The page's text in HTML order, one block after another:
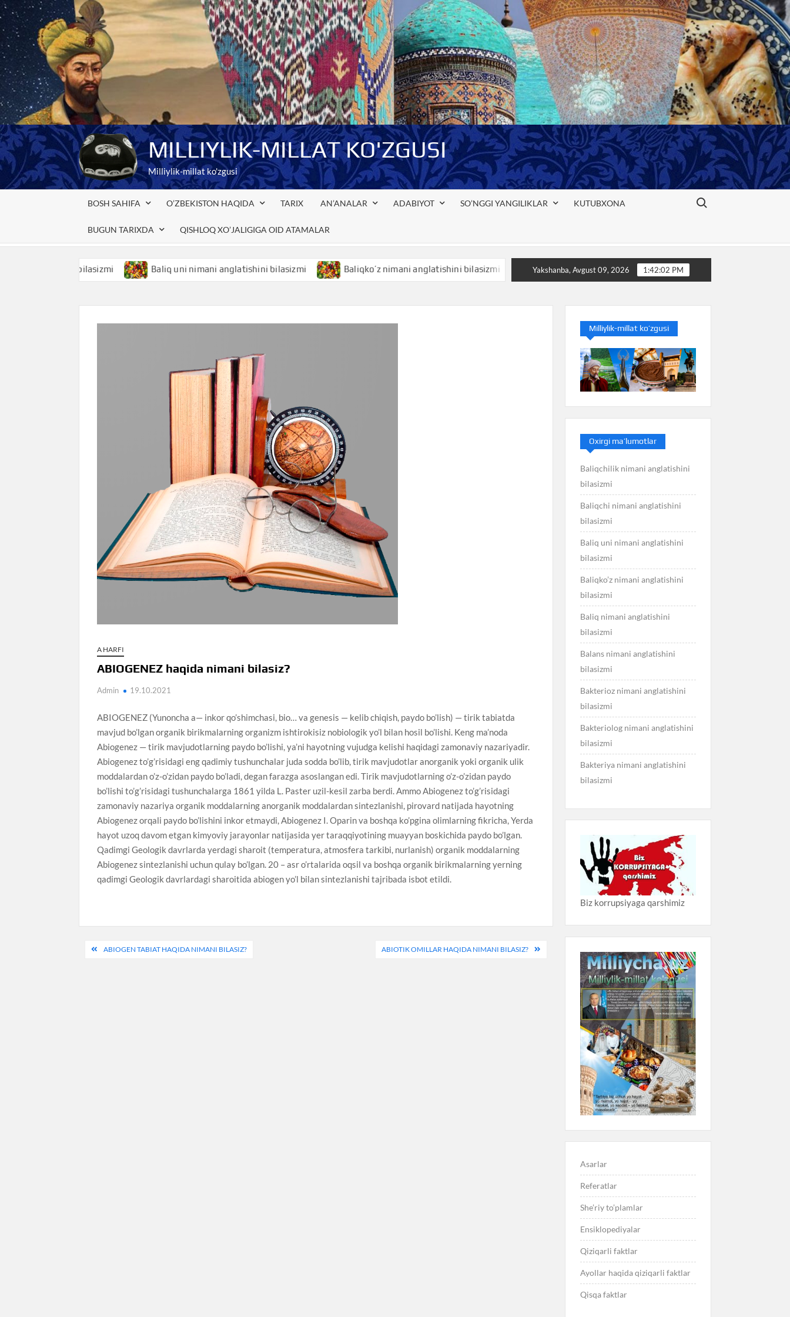
Skip
to
content
MILLIYLIK-MILLAT KO'ZGUSI
Milliylik-millat ko'zgusi
BOSH SAHIFA O’ZBEKISTON HAQIDA TARIX AN’ANALAR ADABIYOT SO’NGGI YANGILIKLAR KUTUBXONA
BUGUN TARIXDA QISHLOQ XO’JALIGIGA OID ATAMALAR
Search for:
Baliq uni nimani anglatishini bilasizmi Baliqko’z nimani anglatishini bilasizmi Baliq nimani anglatishini bilasizmi Balans nimani anglatishini
Yakshanba, Avgust 09, 2026 1:42:03 PM
A HARFI
ABIOGENEZ haqida nimani bilasiz?
Admin 19.10.2021
ABIOGENEZ (Yunoncha a— inkor qo’shimchasi, bio… va genesis — kelib chiqish, paydo bo’lish) — tirik tabiatda
mavjud bo’lgan organik birikmalarning organizm ishtirokisiz nobiologik yo’l bilan hosil bo’lishi. Keng ma’noda
Abiogenez — tirik mavjudotlarning paydo bo’lishi, ya’ni hayotning vujudga kelishi haqidagi zamonaviy nazariyadir.
Abiogenez to’g’risidagi eng qadimiy tushunchalar juda sodda bo’lib, tirik mavjudotlar anorganik yoki organik ulik
moddalardan o’z-o’zidan paydo bo’ladi, degan farazga asoslangan edi. Tirik mavjudotlarning o’z-o’zidan paydo
bo’lishi to’g’risidagi tushunchalarga 1861 yilda L. Paster uzil-kesil zarba berdi. Ammo Abiogenez to’g’risidagi
zamonaviy nazariya organik moddalarning anorganik moddalardan sintezlanishi, pirovard natijada hayotning
Abiogenez orqali paydo bo’lishini inkor etmaydi, Abiogenez I. Oparin va boshqa ko’pgina olimlarning fikricha, Yerda
hayot uzoq davom etgan kimyoviy jarayonlar natijasida yer taraqqiyotining muayyan boskichida paydo bo’lgan.
Qadimgi Geologik davrlarda yerdagi sharoit (temperatura, atmosfera tarkibi, nurlanish) organik moddalarning
Abiogenez sintezlanishi uchun qulay bo’lgan. 20 – asr o’rtalarida oqsil va boshqa organik birikmalarning yerning
qadimgi Geologik davrlardagi sharoitida abiogen yo’l bilan sintezlanishi tajribada isbot etildi.
PostABIOGEN TABIAT HAQIDA NIMANI BILASIZ? ABIOTIK OMILLAR HAQIDA NIMANI BILASIZ?
Milliylik-millat ko’zgusi
Oxirgi ma’lumotlar
Baliqchilik nimani anglatishini
bilasizmi
Baliqchi nimani anglatishini
bilasizmi
Baliq uni nimani anglatishini
bilasizmi
Baliqko’z nimani anglatishini
bilasizmi
Baliq nimani anglatishini
bilasizmi
Balans nimani anglatishini
bilasizmi
Bakterioz nimani anglatishini
bilasizmi
Bakteriolog nimani anglatishini
bilasizmi
Bakteriya nimani anglatishini
bilasizmi
Biz korrupsiyaga qarshimiz
Asarlar
Referatlar
She’riy to’plamlar
Ensiklopediyalar
Qiziqarli faktlar
Ayollar haqida qiziqarli faktlar
Qisqa faktlar